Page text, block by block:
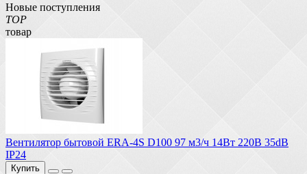
Новые поступления
TOP
товар
Вентилятор бытовой ERA-4S D100 97 м3/ч 14Вт 220В 35dB
IP24
Купить